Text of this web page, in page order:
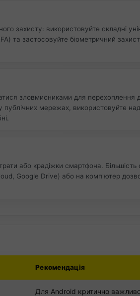
захисту: використовуйте складні
та застосовуйте біометричний
зловмисниками для перехоплення
публічних мережах, використовуйте
або крадіжки смартфона. Більшість
Google Drive) або на комп'ютер
Рекомендація
Для Android критично